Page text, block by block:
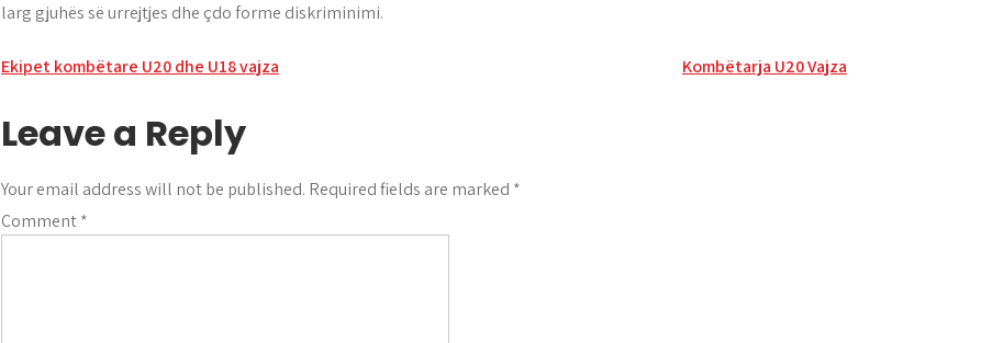
larg gjuhës së urrejtjes dhe çdo forme diskriminimi.
Post
navigation
Ekipet kombëtare U20 dhe U18 vajza Kombëtarja U20 Vajza
Leave a Reply
Your email address will not be published. Required fields are marked *
Comment*